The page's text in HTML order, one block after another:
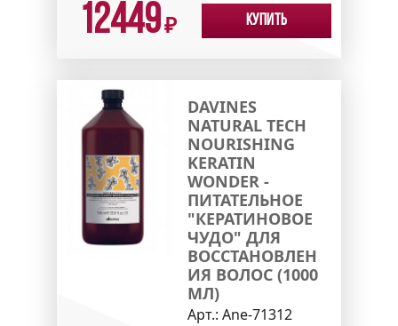
12449₽ Купить
DAVINES
NATURAL TECH
NOURISHING
KERATIN
WONDER -
ПИТАТЕЛЬНОЕ
"КЕРАТИНОВОЕ
ЧУДО" ДЛЯ
ВОССТАНОВЛЕН
ИЯ ВОЛОС (1000
МЛ)
Арт.: Ane-71312